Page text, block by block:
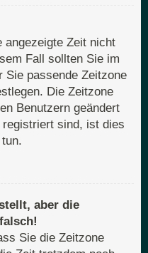
angezeigte Zeit nicht
Fall sollten Sie im
Sie passende Zeitzone
Die Zeitzone
Benutzern geändert
sind, ist dies
aber die
Sie die Zeitzone